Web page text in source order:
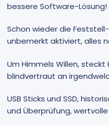
bessere Software-Lösung!
Schon wieder die
unbemerkt aktiviert, alles
Um Himmels Willen,
blindvertraut an
USB Sticks und SSD,
und Überprüfung, wertvolle